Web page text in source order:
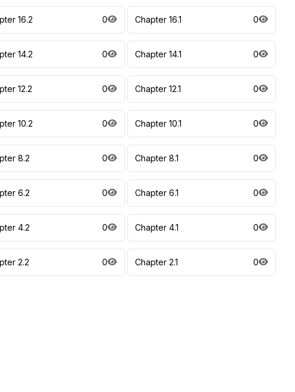
16.2 0 Chapter 16.1 0
14.2 0 Chapter 14.1 0
12.2 0 Chapter 12.1 0
10.2 0 Chapter 10.1 0
8.2 0 Chapter 8.1 0
6.2 0 Chapter 6.1 0
4.2 0 Chapter 4.1 0
2.2 0 Chapter 2.1 0